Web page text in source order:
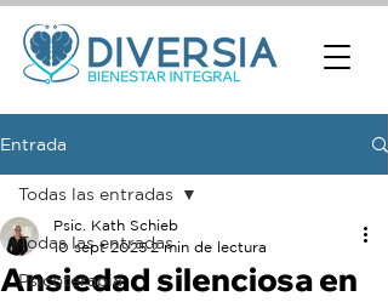
Entrada
Todas las entradas
Psicoterapia
Todas las entradas
Ansiedad silenciosa en
Psic. Kath Schieb
10 sept 2025 2 min de lectura